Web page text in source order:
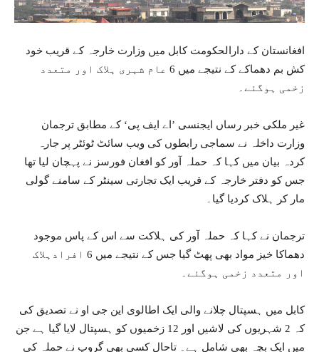
افغانستان کے دارالحکومت کابل میں وزارت خارجہ کے قریب خود
کش بم دھماکے کے نتیجے میں 6 عام شہری ہلاک اور متعدد
زخمی ہوگئے۔
غیر ملکی خبر رساں ایجنسی ’اے ایف پی‘ کے مطابق ترجمان
وزارت داخلہ نے سماجی رابطوں کی ویب سائٹ ٹوئٹر پر جارہ
کردہ بیان میں کہا کہ حملہ آور کو افغان فورسز نے پہچان لیا تھا
جس کو دفتر خارجہ کے قریب ایک تجارتی سینٹر کے سامنے گولی
مار کر ہلاک کردیا گیا۔
ترجمان نے کہا کہ حملہ آور کی ہلاکت سے اس کے پاس موجود
دھماکا خیز مواد بھی پھٹ گیا جس کے نتیجے میں 6 افرادہلاک
اور متعدد زخمی ہوگئے۔
کابل میں ہسپتال چلانے والی ایک اطالوی این جی او نے تصدیق کی
کہ 2 شہریوں کی لاشیں اور 12 زخمیوں کو ہسپتال لایا گیا ہے جن
میں ایک بچہ بھی شامل ہے۔ تاحال کسی بھی گروپ نے حملہ کی